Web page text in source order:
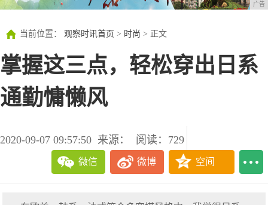
广告
当前位置： 观察时讯首页 > 时尚 > 正文
掌握这三点，轻松穿出日系
通勤慵懒风
2020-09-07 09:57:50 来源： 阅读：729
微信 微博 空间